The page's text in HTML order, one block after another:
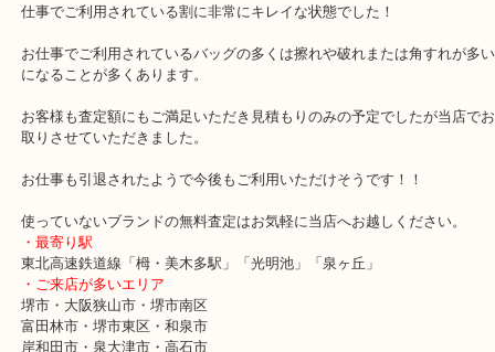
全て
バッグ ブランド ルイヴィトン 堺市
Louis Vuitton ルイ・ヴィトン サック・ボスフォールのお買取りブ
仕事でご利用されている割に非常にキレイな状態でした！
お仕事でご利用されているバッグの多くは擦れや破れまたは角すれ
お客様も査定額にもご満足いただき見積もりのみの予定でしたが当
取りさせていただきました。
お仕事も引退されたようで今後もご利用いただけそうです！！